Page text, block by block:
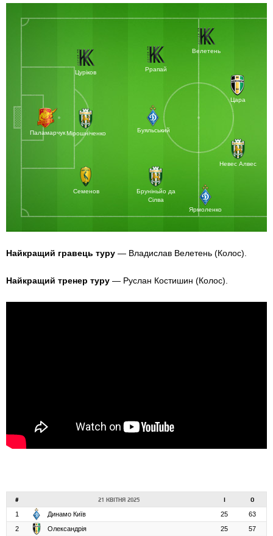
Паламарчук
Семенов
Мірошніченко
Цуріков Ррапай
Буяльський
Бруніньйо да
Сілва
Ярмоленко
Невес Алвес
Цара
Велетень
Найкращий гравець туру — Владислав Велетень (Колос).
Найкращий тренер туру — Руслан Костишин (Колос).
# 21 КВІТНЯ 2025 О
1 Динамо Київ 25
63
2
Олександрія 25
57